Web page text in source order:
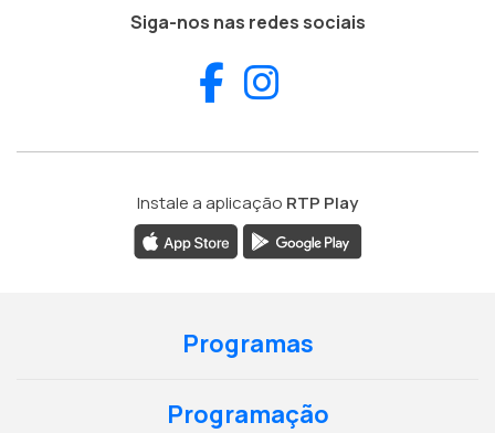
Siga-nos nas redes sociais
Facebook
Instale a aplicação RTP Play
Programas
Programação